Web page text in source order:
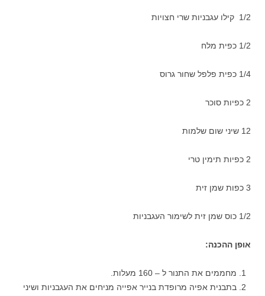
1/2 קילו עגבניות שרי חצויות
1/2 כפית מלח
1/4 כפית פלפל שחור גרוס
2 כפיות סוכר
12 שיני שום שלמות
2 כפיות תימין טרי
3 כפות שמן זית
1/2 כוס שמן זית לשימור העגבניות
אופן ההכנה:
מחממים את התנור ל – 160 מעלות.
בתבנית אפיה מרופדת בנייר אפייה מניחים את העגבניות ושיני